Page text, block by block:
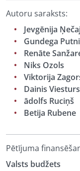
Autoru saraksts:
Jevgēnija
Gundega
Renāte
Niks Ozols
Viktorija
Dainis Viesturs
ādolfs Ruciņš
Betija Rubene
Pētījuma
Valsts budžets